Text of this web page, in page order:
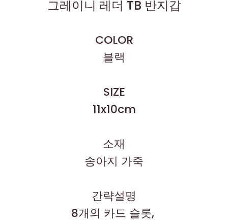
그레이니 레더 TB 반지갑
COLOR
블랙
SIZE
11x10cm
소재
송아지 가죽
간략설명
8개의 카드 슬롯,